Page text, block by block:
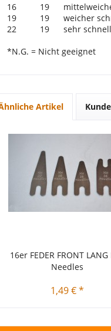
16 19 mittelweicher
19 19 weicher
22 19 sehr
*N.G. = Nicht geeignet
Artikel
16er FEDER FRONT
Needles
1,49 € *